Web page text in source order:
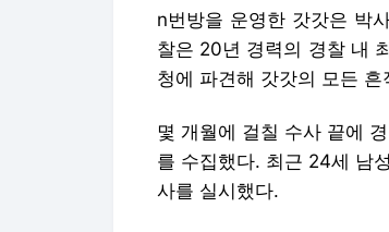
n번방을 운영한 갓갓은 박
찰은 20년 경력의 경찰 내
청에 파견해 갓갓의 모든 흔
몇 개월에 걸칠 수사 끝에
를 수집했다. 최근 24세 남
사를 실시했다.